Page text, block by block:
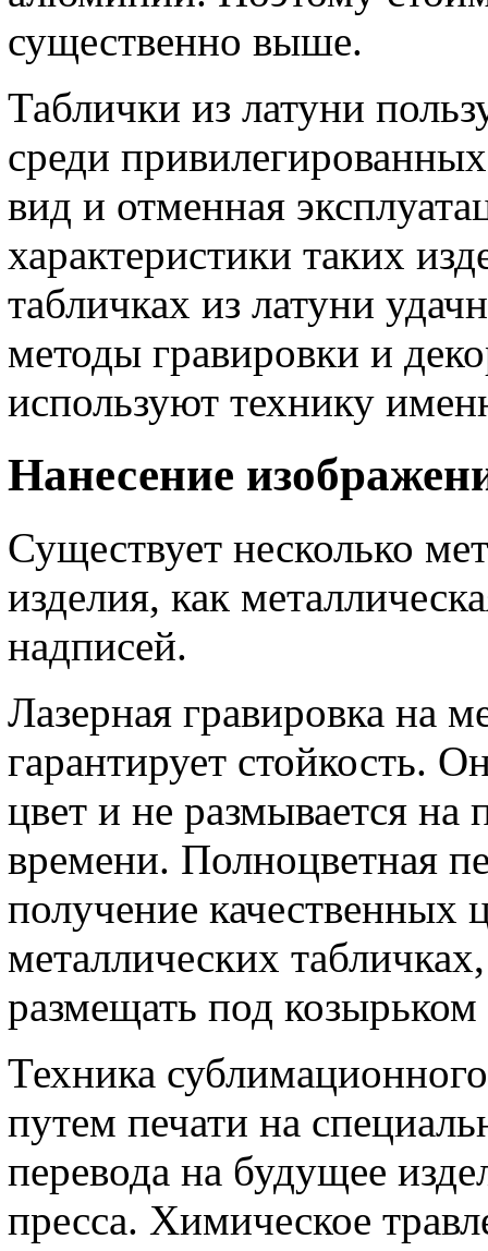
существенно выше.
Таблички из латуни
среди
вид и отменная
характеристики таких
табличках из латуни
методы гравировки и
используют технику
Нанесение
Существует несколько
изделия, как
надписей.
Лазерная гравировка на
гарантирует стойкость.
цвет и не размывается на
времени. Полноцветная
получение качественных
металлических
размещать под
Техника
путем печати на
перевода на будущее
пресса. Химическое